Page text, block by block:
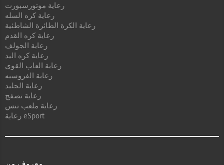
رعاية موتورسبورت
رعاية كره السله
رعاية الكرة الطائرة الشاطئية
رعاية كره القدم
رعاية الجولف
رعاية كره اليد
رعاية العاب القوي
رعاية الفروسيه
رعاية الجليد
رعاية تصفح
رعاية ملعب تنس
رعاية eSport